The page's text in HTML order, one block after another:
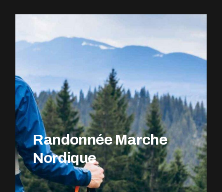
EXPLOREZ LE PARCOURS
Randonnée Marche
Nordique